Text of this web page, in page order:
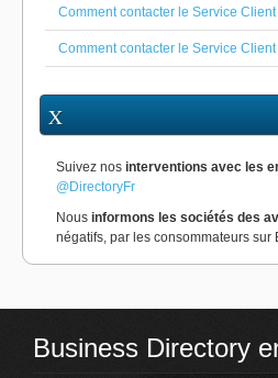
Comment contacter le Service
Comment contacter le Service
X
Suivez nos interventions avec les
@DirectoryFr
Nous informons les sociétés des
négatifs, par les consommateurs sur
Business Directory